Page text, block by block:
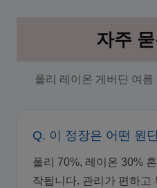
자주
폴리 레이온 게버딘 여
Q. 이 정장은 어떤 원
폴리 70%, 레이온 30%
작됩니다. 관리가 편하고